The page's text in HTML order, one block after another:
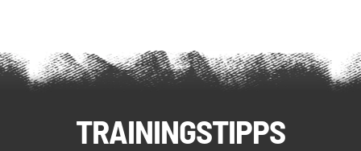
TRAININGSTIPPS